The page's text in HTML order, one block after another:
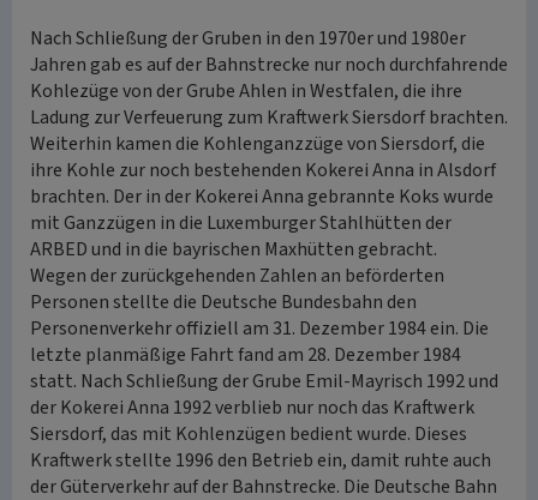
Nach Schließung der Gruben in den 1970er und 1980er
Jahren gab es auf der Bahnstrecke nur noch durchfahrende
Kohlezüge von der Grube Ahlen in Westfalen, die ihre
Ladung zur Verfeuerung zum Kraftwerk Siersdorf brachten.
Weiterhin kamen die Kohlenganzzüge von Siersdorf, die
ihre Kohle zur noch bestehenden Kokerei Anna in Alsdorf
brachten. Der in der Kokerei Anna gebrannte Koks wurde
mit Ganzzügen in die Luxemburger Stahlhütten der
ARBED und in die bayrischen Maxhütten gebracht.
Wegen der zurückgehenden Zahlen an beförderten
Personen stellte die Deutsche Bundesbahn den
Personenverkehr offiziell am 31. Dezember 1984 ein. Die
letzte planmäßige Fahrt fand am 28. Dezember 1984
statt. Nach Schließung der Grube Emil-Mayrisch 1992 und
der Kokerei Anna 1992 verblieb nur noch das Kraftwerk
Siersdorf, das mit Kohlenzügen bedient wurde. Dieses
Kraftwerk stellte 1996 den Betrieb ein, damit ruhte auch
der Güterverkehr auf der Bahnstrecke. Die Deutsche Bahn